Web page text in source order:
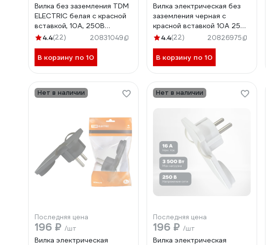
Вилка без заземления TDM
ELECTRIC белая с красной
вставкой, 10А, 250В
SQ1806-0209
4.4(22) 20831049
В корзину по 10
Вилка электрическая без
заземления черная с
красной вставкой 10А 250В
TDM ELECTRIC SQ1806-
4.4(22) 20826975
В корзину по 10
Нет в наличии
Последняя цена
196 ₽ /шт
Вилка электрическая
Нет в наличии
Последняя цена
196 ₽ /шт
Вилка электрическая